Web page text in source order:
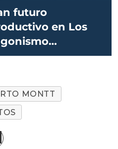
futuro
en Los
MONTT